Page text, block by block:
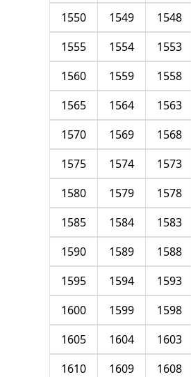
1548
1549
1550
1553
1554
1555
1558
1559
1560
1563
1564
1565
1568
1569
1570
1573
1574
1575
1578
1579
1580
1583
1584
1585
1588
1589
1590
1593
1594
1595
1598
1599
1600
1603
1604
1605
1608
1609
1610